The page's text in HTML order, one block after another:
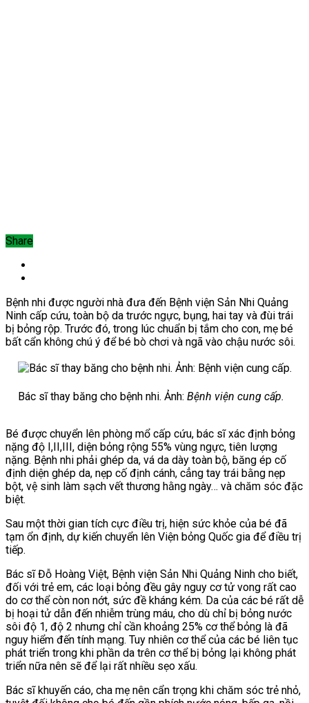
Share
Bệnh nhi được người nhà đưa đến Bệnh viện Sản Nhi Quảng
Ninh cấp cứu, toàn bộ da trước ngực, bụng, hai tay và đùi trái
bị bỏng rộp. Trước đó, trong lúc chuẩn bị tắm cho con, mẹ bé
bất cẩn không chú ý để bé bò chơi và ngã vào chậu nước sôi.
Bác sĩ thay băng cho bệnh nhi. Ảnh: Bệnh viện cung cấp.
Bé được chuyển lên phòng mổ cấp cứu, bác sĩ xác định bỏng
nặng độ I,II,III, diện bỏng rộng 55% vùng ngực, tiên lượng
nặng. Bệnh nhi phải ghép da, vá da dày toàn bộ, băng ép cố
định diện ghép da, nẹp cố định cánh, cẳng tay trái bằng nẹp
bột, vệ sinh làm sạch vết thương hằng ngày… và chăm sóc đặc
biệt.
Sau một thời gian tích cực điều trị, hiện sức khỏe của bé đã
tạm ổn định, dự kiến chuyển lên Viện bỏng Quốc gia để điều trị
tiếp.
Bác sĩ Đỗ Hoàng Việt, Bệnh viện Sản Nhi Quảng Ninh cho biết,
đối với trẻ em, các loại bỏng đều gây nguy cơ tử vong rất cao
do cơ thể còn non nớt, sức đề kháng kém. Da của các bé rất dễ
bị hoại tử dẫn đến nhiễm trùng máu, cho dù chỉ bị bỏng nước
sôi độ 1, độ 2 nhưng chỉ cần khoảng 25% cơ thể bỏng là đã
nguy hiểm đến tính mạng. Tuy nhiên cơ thể của các bé liên tục
phát triển trong khi phần da trên cơ thể bị bỏng lại không phát
triển nữa nên sẽ để lại rất nhiều sẹo xấu.
Bác sĩ khuyến cáo, cha mẹ nên cẩn trọng khi chăm sóc trẻ nhỏ,